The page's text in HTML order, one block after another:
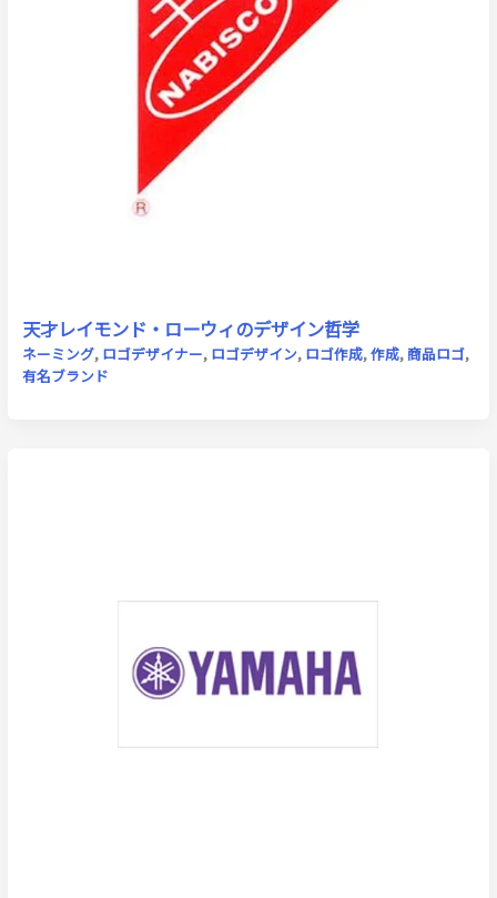
天才レイモンド・ローウィのデザイン哲学
ネーミング, ロゴデザイナー, ロゴデザイン, ロゴ作成,作成, 商品ロゴ,
有名ブランド